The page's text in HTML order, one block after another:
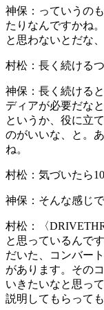
神保： っていうの
たりなんですかね
と思わないとだな
村松： 長く続ける
神保： 長く続ける
ディアが必要だな
というか、役に立
のがいいな、と。
ね。
村松： 気づいたら
神保： そんな感じで
村松：
〈
と思っているんで
だいた、コンバー
があります。その
いきたいなと思っ
説明してもらって